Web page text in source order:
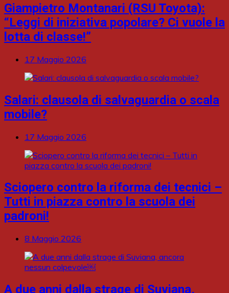
Giampietro Montanari (RSU Toyota):
“Leggi di iniziativa popolare? Ci vuole la
lotta di classe!”
17 Maggio 2026
Salari: clausola di salvaguardia o scala
mobile?
17 Maggio 2026
Sciopero contro la riforma dei tecnici –
Tutti in piazza contro la scuola dei
padroni!
8 Maggio 2026
A due anni dalla strage di Suviana,